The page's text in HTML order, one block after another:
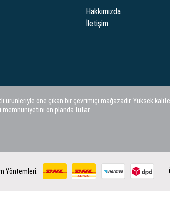
Hakkımızda
İletişim
öne çıkan bir çevrimiçi mağazadır. Yüksek
ön planda tutar.
Yöntemleri: